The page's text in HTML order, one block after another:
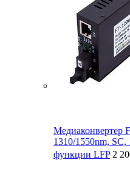
Медиаконвертер
1310/1550nm,
функции LFP 2